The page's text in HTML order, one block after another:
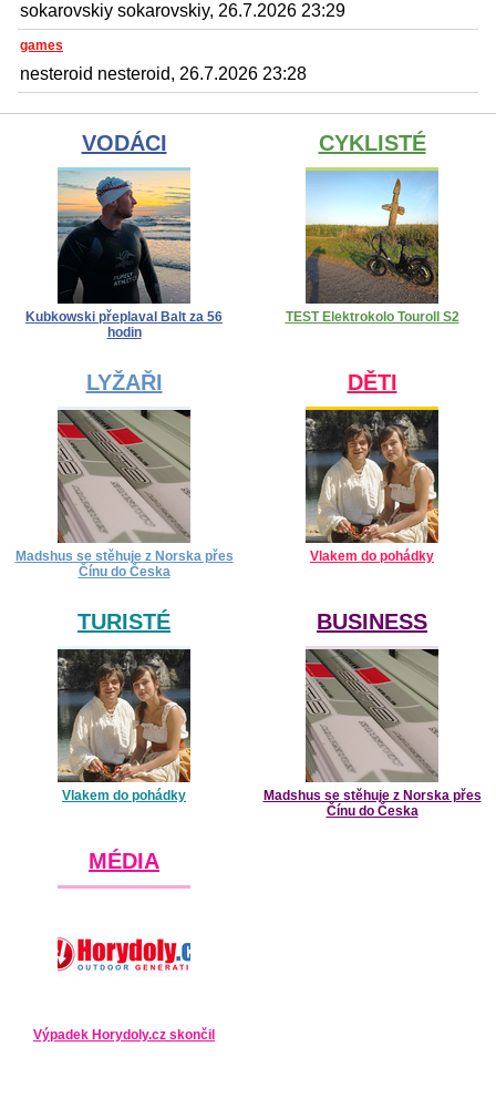
sokarovskiy sokarovskiy, 26.7.2026 23:29
games
nesteroid nesteroid, 26.7.2026 23:28
VODÁCI
Kubkowski přeplaval Balt za 56
hodin
CYKLISTÉ
TEST Elektrokolo Touroll S2
LYŽAŘI
Madshus se stěhuje z Norska přes
Čínu do Česka
DĚTI
Vlakem do pohádky
TURISTÉ
Vlakem do pohádky
BUSINESS
Madshus se stěhuje z Norska přes
Čínu do Česka
MÉDIA
Výpadek Horydoly.cz skončil